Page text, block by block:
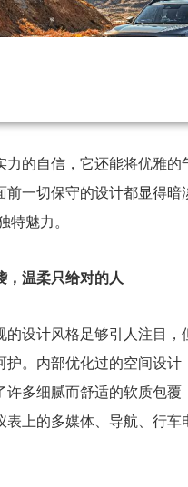
力的自信，它还能将优雅
前一切保守的设计都显得
特魅力。
，温柔只给对的人
的设计风格足够引人注目
护。内部优化过的空间设
许多细腻而舒适的软质包
表上的多媒体、导航、行